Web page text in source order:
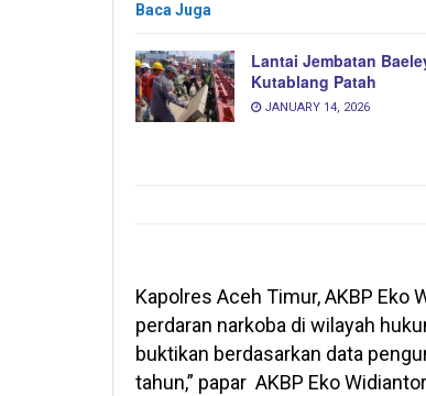
Baca Juga
Lantai Jembatan
Kutablang Patah
JANUARY 14, 2026
Kapolres Aceh Timur, AKBP Eko
perdaran narkoba di wilayah
buktikan berdasarkan data
tahun,” papar AKBP Eko